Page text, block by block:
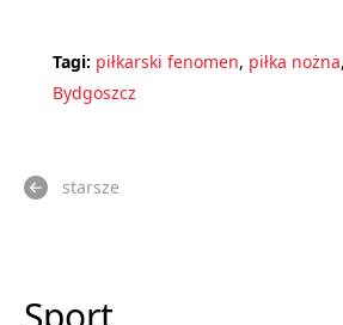
Tagi: piłkarski fenomen, piłka nożna,
Bydgoszcz
starsze